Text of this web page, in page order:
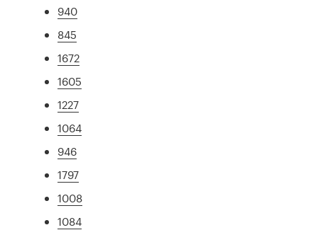
940
845
1672
1605
1227
1064
946
1797
1008
1084